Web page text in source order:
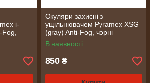
i-
Окуляри захисні з
ущільнювачем Pyramex XSG
(gray) Anti-Fog, чорні
В наявності
850 ₴